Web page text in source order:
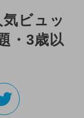
気ビュッ
・3歳以